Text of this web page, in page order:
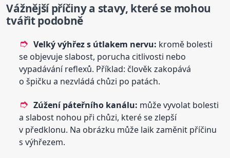
Vážnější příčiny a stavy, které se mohou
tvářit podobně
Velký výhřez s útlakem nervu: kromě bolesti
se objevuje slabost, porucha citlivosti nebo
vypadávání reflexů. Příklad: člověk zakopává
o špičku a nezvládá chůzi po patách.
Zúžení páteřního kanálu: může vyvolat bolesti
a slabost nohou při chůzi, které se zlepší
v předklonu. Na obrázku může laik zaměnit příčinu
s výhřezem.